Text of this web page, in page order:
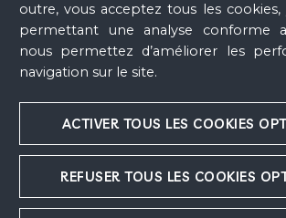
outre, vous acceptez tous les
permettant une analyse conforme
nous permettez d’améliorer les
navigation sur le site.
ACTIVER TOUS LES COOKIES
REFUSER TOUS LES COOKIES
Espace presse
Remerciements
Crédits